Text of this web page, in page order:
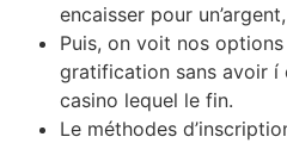
encaisser pour
Puis, on voit nos
gratification sans avoir í
casino lequel le fin.
Le méthodes